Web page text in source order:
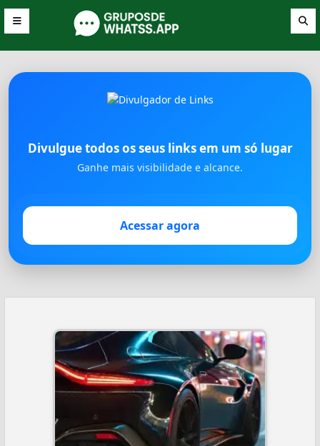
Divulgue todos os seus links em um só lugar
Ganhe mais visibilidade e alcance.
Acessar agora